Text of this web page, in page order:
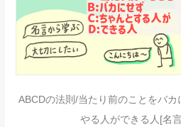
ABCDの法則/当たり前のことをバカ
やる人ができる人[名